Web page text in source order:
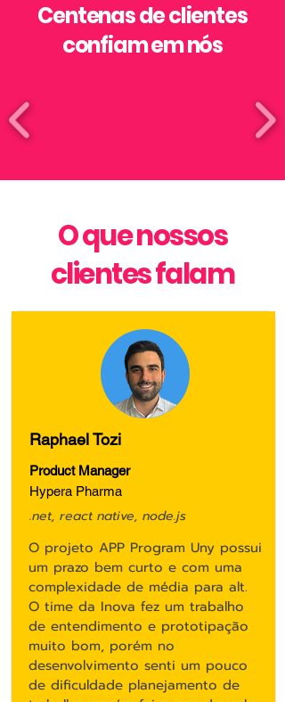
Centenas de clientes
confiam em nós
O que nossos
clientes falam
Raphael Tozi
Product Manager
Hypera Pharma
.net, react native, node.js
O projeto APP Program Uny possui
um prazo bem curto e com uma
complexidade de média para alt.
O time da Inova fez um trabalho
de entendimento e prototipação
muito bom, porém no
desenvolvimento senti um pouco
de dificuldade planejamento de